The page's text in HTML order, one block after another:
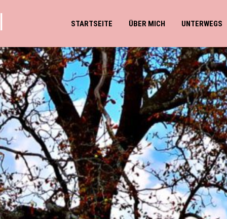
STARTSEITE ÜBER MICH UNTERWEGS